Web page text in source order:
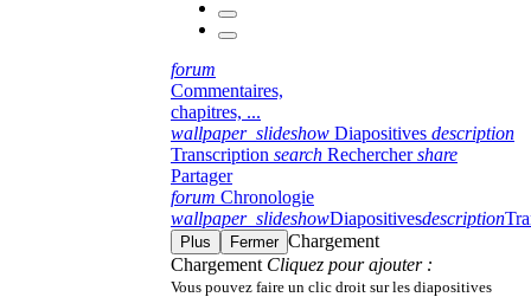
forum
Commentaires,
chapitres, ...
wallpaper_slideshow Diapositives description
Transcription search Rechercher share
Partager
forum Chronologie
wallpaper_slideshowDiapositivesdescription
Plus Fermer Chargement
Chargement Cliquez pour ajouter :
Vous pouvez faire un clic droit sur les diapositives